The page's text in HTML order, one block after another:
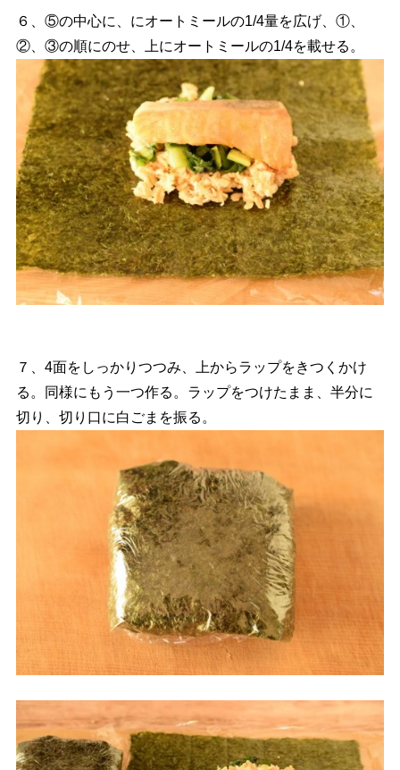
６、⑤の中心に、にオートミールの1/4量を広げ、①、
②、③の順にのせ、上にオートミールの1/4を載せる。
７、4面をしっかりつつみ、上からラップをきつくかけ
る。同様にもう一つ作る。ラップをつけたまま、半分に
切り、切り口に白ごまを振る。